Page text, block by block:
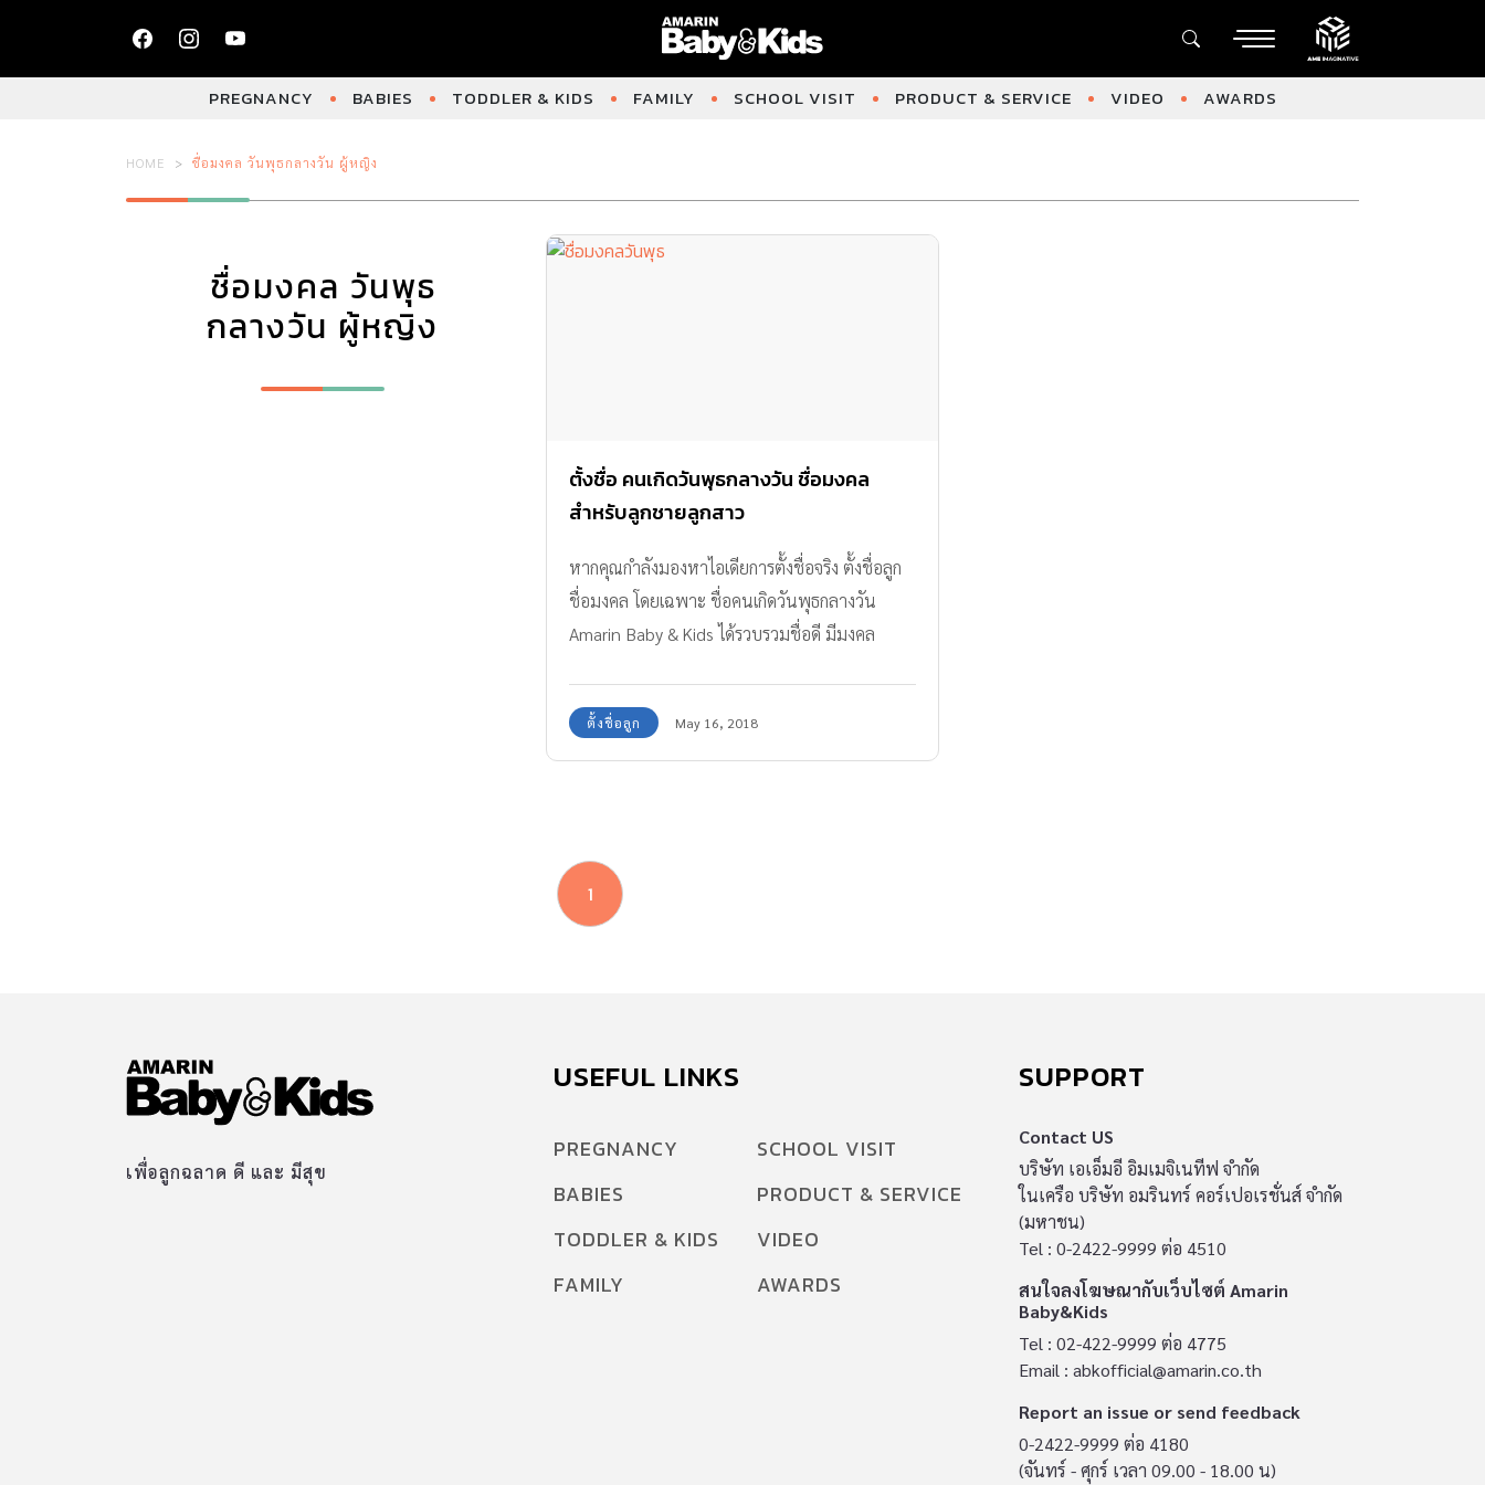
PREGNANCY BABIES TODDLER & KIDS FAMILY SCHOOL VISIT PRODUCT & SERVICE VIDEO AWARDS
HOME ชื่อมงคล วันพุธกลางวัน ผู้หญิง
ชื่อมงคล วันพุธ
กลางวัน ผู้หญิง
ตั้งชื่อ คนเกิดวันพุธกลางวัน ชื่อมงคล
สำหรับลูกชายลูกสาว
หากคุณกำลังมองหาไอเดียการตั้งชื่อจริง ตั้งชื่อลูก
ชื่อมงคล โดยเฉพาะ ชื่อคนเกิดวันพุธกลางวัน
Amarin Baby & Kids ได้รวบรวมชื่อดี มีมงคล
หลักโหราศาสตร์ หลักการตั้งชื่อตามวันเกิด มา
แนะนำ ตั้งแต่ ก-ฮ จะมีชื่อใดบ้าง ตามมาดูกันเลย
ตั้งชื่อลูก May 16, 2018
1
เพื่อลูกฉลาด ดี และ มีสุข
USEFUL LINKS
PREGNANCY
BABIES
TODDLER & KIDS
FAMILY
SCHOOL VISIT
PRODUCT & SERVICE
VIDEO
AWARDS
SUPPORT
Contact US
บริษัท เอเอ็มอี อิมเมจิเนทีฟ จำกัด
ในเครือ บริษัท อมรินทร์ คอร์เปอเรชั่นส์ จำกัด
(มหาชน)
Tel : 0-2422-9999 ต่อ 4510
สนใจลงโฆษณากับเว็บไซต์ Amarin
Baby&Kids
Tel : 02-422-9999 ต่อ 4775
Email : abkofficial@amarin.co.th
Report an issue or send feedback
0-2422-9999 ต่อ 4180
(จันทร์ - ศุกร์ เวลา 09.00 - 18.00 น)